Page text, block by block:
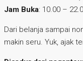
Jam Buka: 10.00 –
Dari belanja sampai
makin seru. Yuk, ajak